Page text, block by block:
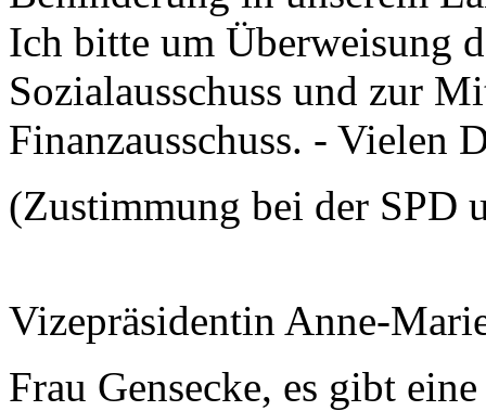
Ich bitte um Überweisung
Sozialausschuss und zur
Finanzausschuss. - Vielen
(Zustimmung bei der SPD
Vizepräsidentin Anne-
Frau Gensecke, es gibt